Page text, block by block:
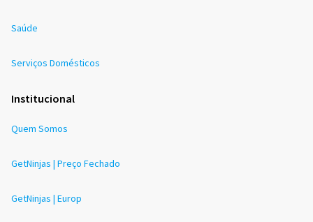
Saúde
Serviços Domésticos
Institucional
Quem Somos
GetNinjas | Preço Fechado
GetNinjas | Europ